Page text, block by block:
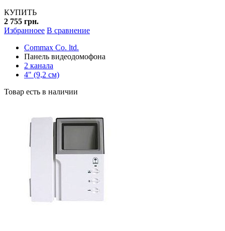
КУПИТЬ
2 755 грн.
Избранноее В сравнение
Commax Co. ltd.
Панель видеодомофона
2 канала
4" (9,2 см)
Товар есть в наличии